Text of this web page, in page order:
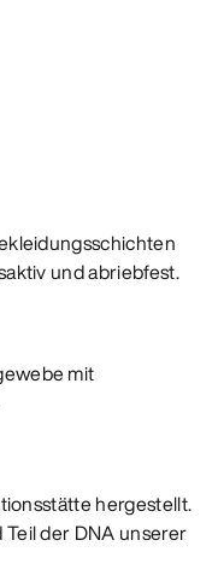
und abriebfest.
mit
hergestellt.
der DNA unserer